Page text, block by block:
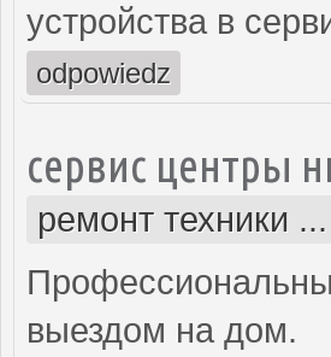
устройства в
odpowiedz
сервис центры
ремонт техники
выездом на дом.